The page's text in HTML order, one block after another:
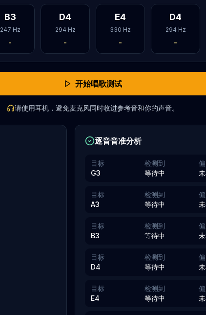
B3
247 Hz
-
D4
294 Hz
-
E4
330 Hz
-
D4
294 Hz
-
开始唱歌测试
请使用耳机，避免麦克风同时收进参考音和你的声音。
逐音音准分析
目标
G3
检测到
等待中
目标
A3
检测到
等待中
目标
B3
检测到
等待中
目标
D4
检测到
等待中
目标
E4
检测到
等待中